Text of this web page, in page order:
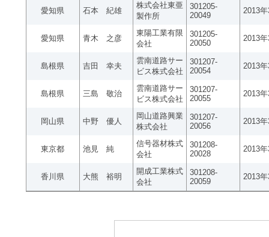
愛知県 石本 紀雄
株式会社東亜
製作所
301205-
20049
2013
愛知県 青木 之彦
東陽工業有限
会社
301205-
20050
2013
島根県 吉田 幸夫
雲南道路サー
ビス株式会社
301207-
20054
2013
島根県 三島 敬治
雲南道路サー
ビス株式会社
301207-
20055
2013
岡山県 中野 優人
岡山道路興業
株式会社
301207-
20056
2013
東京都 池見 純
信号器材株式
会社
301208-
20028
2013
香川県 大熊 裕明
開成工業株式
会社
301208-
20059
2013